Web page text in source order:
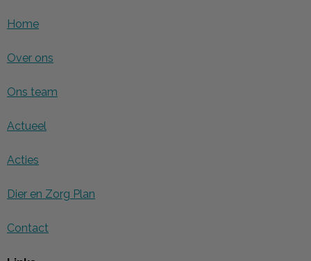
Home
Over ons
Ons team
Actueel
Acties
Dier en Zorg Plan
Contact